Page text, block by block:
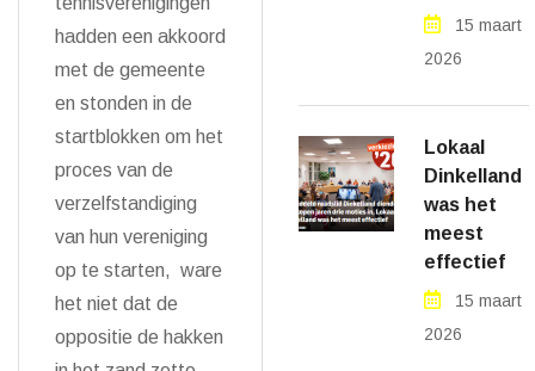
hadden een akkoord
met de gemeente
en stonden in de
startblokken om het
proces van de
verzelfstandiging
van hun vereniging
op te starten, ware
het niet dat de
oppositie de hakken
15 maart
2026
Lokaal
Dinkelland
was het
meest
effectief
15 maart
2026